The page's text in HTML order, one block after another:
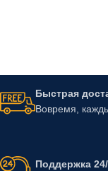
Быстрая
Вовремя,
Поддержка